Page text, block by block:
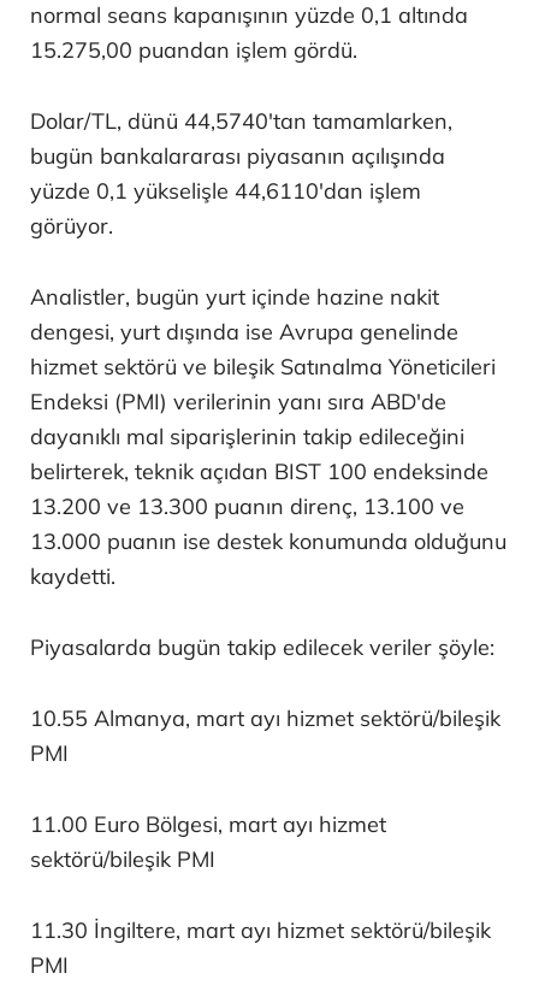
normal seans kapanışının yüzde 0,1 altında
15.275,00 puandan işlem gördü.
Dolar/TL, dünü 44,5740'tan tamamlarken,
bugün bankalararası piyasanın açılışında
yüzde 0,1 yükselişle 44,6110'dan işlem
görüyor.
Analistler, bugün yurt içinde hazine nakit
dengesi, yurt dışında ise Avrupa genelinde
hizmet sektörü ve bileşik Satınalma Yöneticileri
Endeksi (PMI) verilerinin yanı sıra ABD'de
dayanıklı mal siparişlerinin takip edileceğini
belirterek, teknik açıdan BIST 100 endeksinde
13.200 ve 13.300 puanın direnç, 13.100 ve
13.000 puanın ise destek konumunda olduğunu
kaydetti.
Piyasalarda bugün takip edilecek veriler şöyle:
10.55 Almanya, mart ayı hizmet sektörü/bileşik
PMI
11.00 Euro Bölgesi, mart ayı hizmet
sektörü/bileşik PMI
11.30 İngiltere, mart ayı hizmet sektörü/bileşik
PMI